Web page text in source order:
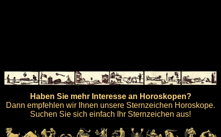
Haben Sie mehr Interesse an Horoskopen?
Dann empfehlen wir Ihnen unsere Sternzeichen Horoskope.
Suchen Sie sich einfach Ihr Sternzeichen aus!